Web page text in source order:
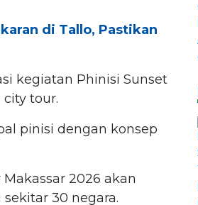
di Tallo, Pastikan
kegiatan Phinisi Sunset
tour.
pinisi dengan konsep
2026 akan
30 negara.